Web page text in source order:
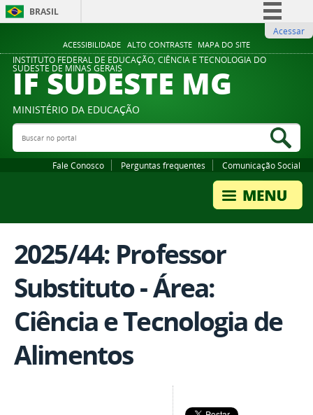
ACESSIBILIDADE ALTO CONTRASTE MAPA DO SITE
BRASIL
Comunica BR
Participe
Legislação
Acessar
INSTITUTO FEDERAL DE EDUCAÇÃO, CIÊNCIA E TECNOLOGIA DO
SUDESTE DE MINAS GERAIS
IF SUDESTE MG
MINISTÉRIO DA EDUCAÇÃO
Buscar no portal
Fale Conosco Perguntas frequentes Comunicação Social
2025/44: Professor
Substituto - Área:
Ciência e Tecnologia de
Alimentos